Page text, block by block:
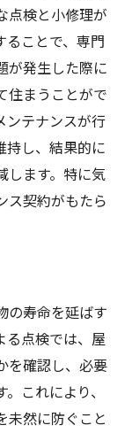
点検と小修理が
ることで、専門
が発生した際に
住まうことがで
ンテナンスが行
持し、結果的に
します。特に気
ス契約がもたら
の寿命を延ばす
る点検では、屋
を確認し、必要
これにより、
未然に防ぐこと